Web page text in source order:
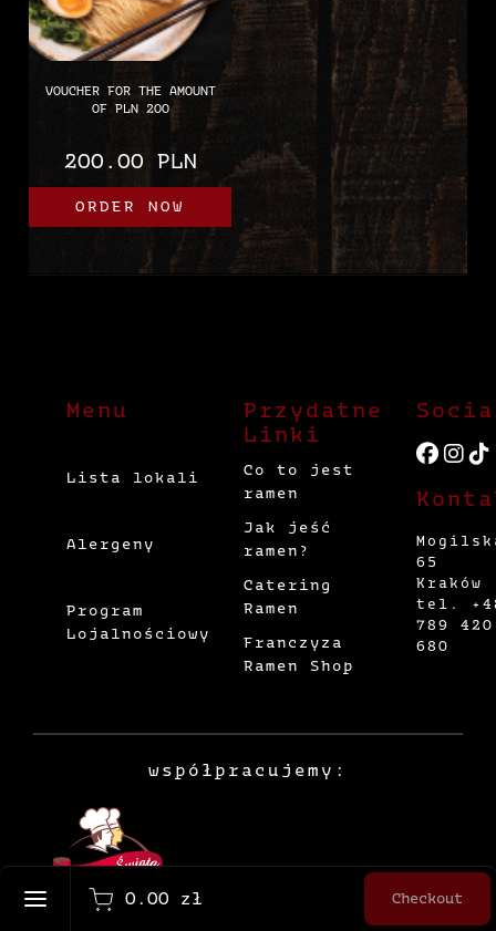
VOUCHER FOR THE AMOUNT
OF PLN 200
200.00 PLN
ORDER NOW
0.00 zł Checkout
English
Menu
Lista lokali
Alergeny
Program
Lojalnościowy
Przydatne
Linki
Co to jest
ramen
Jak jeść
ramen?
Catering
Ramen
Franczyza
Ramen Shop
65
Kraków
tel.
789 420
680
współpracujemy: